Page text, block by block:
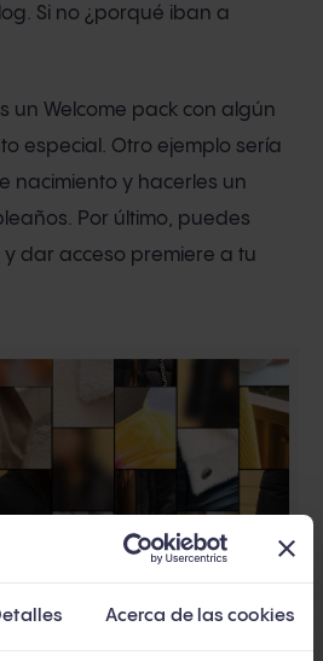
Acerca de las cookies
Si no ¿porqué iban a
un Welcome pack con algún
especial. Otro ejemplo sería
nacimiento y hacerles un
Por último, puedes
y dar acceso premiere a tu